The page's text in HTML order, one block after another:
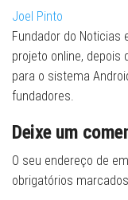
Joel Pinto
Fundador do Noticias
projeto online, depois
para o sistema
fundadores.
Deixe um
O seu endereço de
obrigatórios